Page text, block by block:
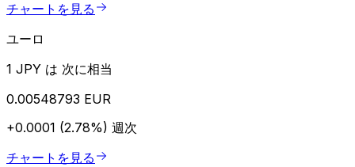
チャートを見る
ユーロ
1 JPY は 次に相当
0.00548793 EUR
+0.0001 (2.78%) 週次
チャートを見る